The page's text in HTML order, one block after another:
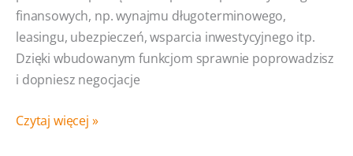
finansowych, np. wynajmu długoterminowego,
leasingu, ubezpieczeń, wsparcia inwestycyjnego itp.
Dzięki wbudowanym funkcjom sprawnie poprowadzisz
i dopniesz negocjacje
System
Czytaj więcej »